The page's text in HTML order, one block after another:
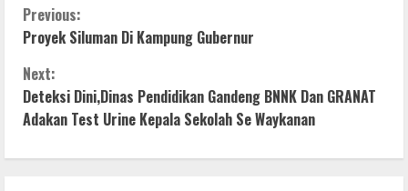
C
o
n
t
Previous:
Proyek Siluman Di Kampung Gubernur
Next:
Deteksi Dini,Dinas Pendidikan Gandeng BNNK Dan GRANAT
Adakan Test Urine Kepala Sekolah Se Waykanan